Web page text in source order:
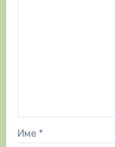
Име *